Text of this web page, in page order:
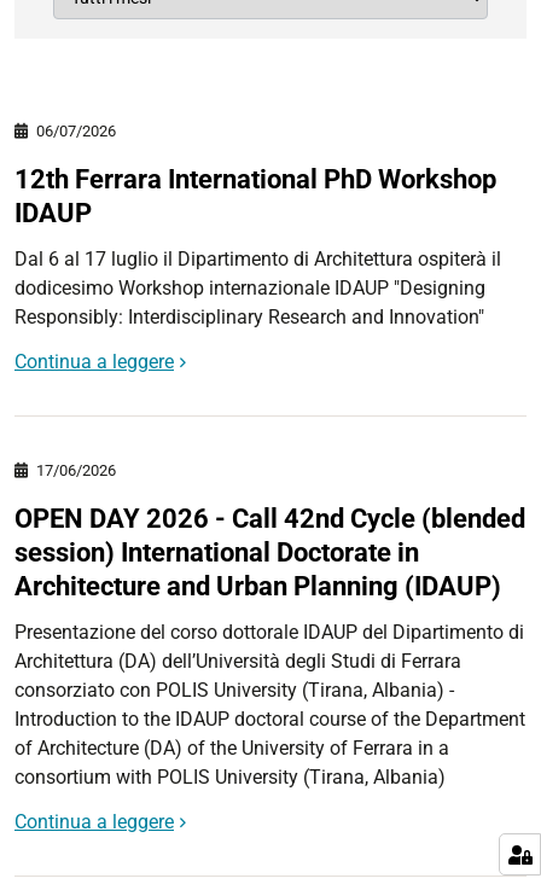
06/07/2026
12th Ferrara International PhD Workshop
IDAUP
Dal 6 al 17 luglio il Dipartimento di Architettura ospiterà il
dodicesimo Workshop internazionale IDAUP "Designing
Responsibly: Interdisciplinary Research and Innovation"
Continua a leggere
17/06/2026
OPEN DAY 2026 - Call 42nd Cycle (blended
session) International Doctorate in
Architecture and Urban Planning (IDAUP)
Presentazione del corso dottorale IDAUP del Dipartimento di
Architettura (DA) dell’Università degli Studi di Ferrara
consorziato con POLIS University (Tirana, Albania) -
Introduction to the IDAUP doctoral course of the Department
of Architecture (DA) of the University of Ferrara in a
consortium with POLIS University (Tirana, Albania)
Continua a leggere